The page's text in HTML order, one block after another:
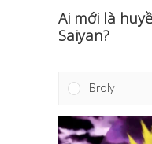
Ai mới là
Saiyan?
Broly